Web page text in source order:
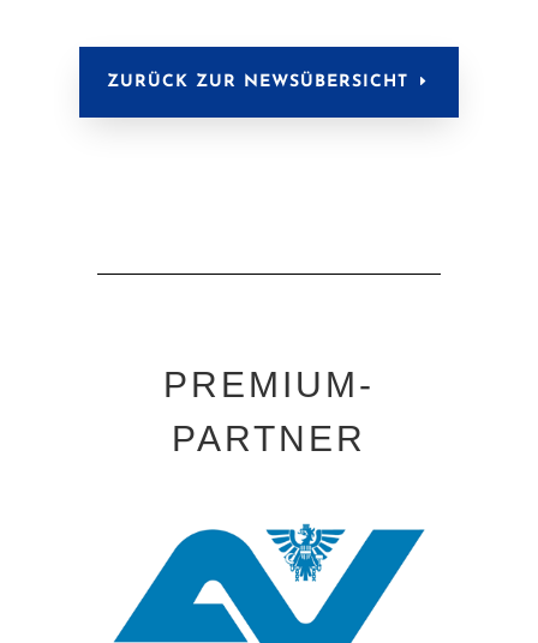
ZURÜCK ZUR NEWSÜBERSICHT
PREMIUM-
PARTNER